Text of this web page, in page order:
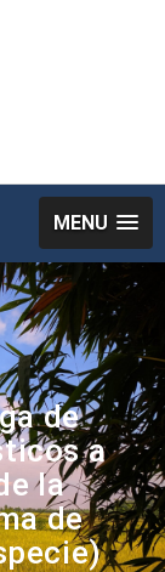
MENU
de
a
la
de